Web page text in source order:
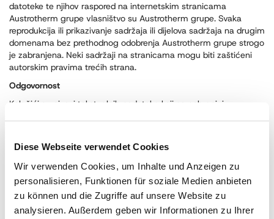
Diese Webseite verwendet Cookies
Wir verwenden Cookies, um Inhalte und Anzeigen zu
personalisieren, Funktionen für soziale Medien anbieten
zu können und die Zugriffe auf unsere Website zu
analysieren. Außerdem geben wir Informationen zu Ihrer
datoteke te njihov raspored na internetskim stranicama
Austrotherm grupe vlasništvo su Austrotherm grupe. Svaka
reprodukcija ili prikazivanje sadržaja ili dijelova sadržaja na drugim
domenama bez prethodnog odobrenja Austrotherm grupe strogo
je zabranjena. Neki sadržaji na stranicama mogu biti zaštićeni
autorskim pravima trećih strana.
Odgovornost
Kolačići su nizovi tekstualnih podataka koji se pohranjuju u
vašim interesima. Većina velikih internetskih stranica koristi
kolačiće. Na temelju kolačića nije moguće identificirati korisnika.
Austrotherm d.o.o. nije odgovoran za sadržaj vanjskih poveznica,
foruma ili chatova koji se mogu nalaziti na stranici.